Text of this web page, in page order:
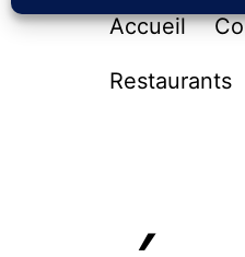
Accueil
Restaurants